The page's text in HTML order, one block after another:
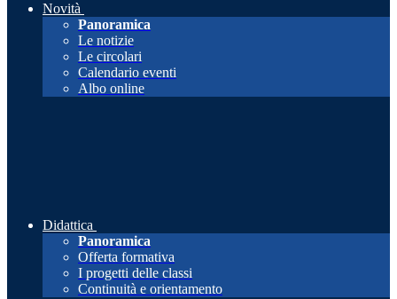
Novità
Panoramica
Le notizie
Le circolari
Calendario eventi
Albo online
Didattica
Panoramica
Offerta formativa
I progetti delle classi
Continuità e orientamento